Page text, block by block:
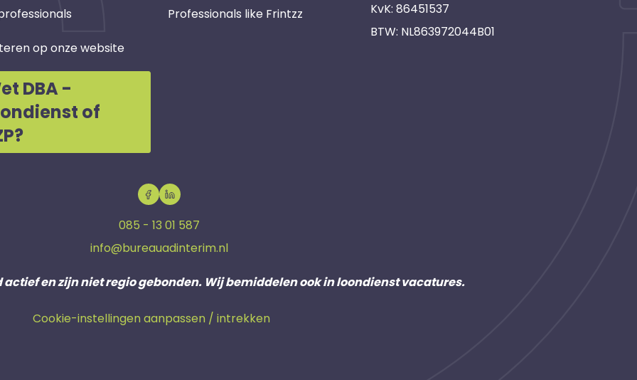
op onze website
DBA -
of
Professionals like Frintzz
KvK: 86451537
BTW: NL863972044B01
085 - 13 01 587
info@bureauadinterim.nl
actief en zijn niet regio gebonden. Wij bemiddelen ook in loondienst vacatures.
Cookie-instellingen aanpassen / intrekken